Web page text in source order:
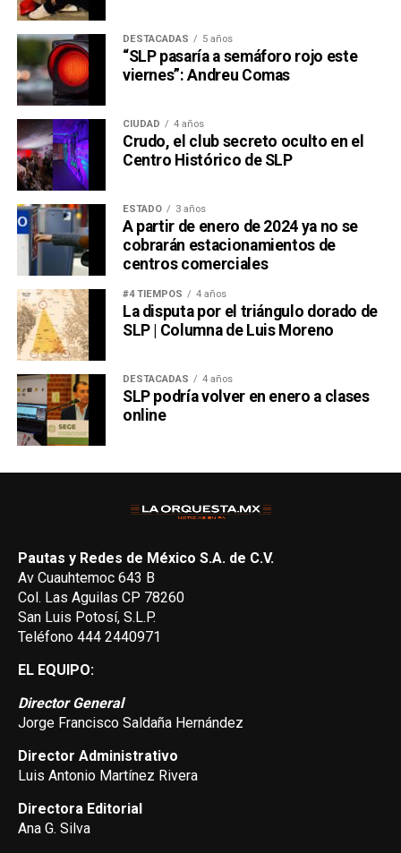
DESTACADAS 5 años
“SLP pasaría a semáforo rojo este
viernes”: Andreu Comas
CIUDAD 4 años
Crudo, el club secreto oculto en el
Centro Histórico de SLP
ESTADO 3 años
A partir de enero de 2024 ya no se
cobrarán estacionamientos de
centros comerciales
#4 TIEMPOS 4 años
La disputa por el triángulo dorado de
SLP | Columna de Luis Moreno
DESTACADAS 4 años
SLP podría volver en enero a clases
online
Pautas y Redes de México S.A. de C.V.
Av Cuauhtemoc 643 B
Col. Las Aguilas CP 78260
San Luis Potosí, S.L.P.
Teléfono 444 2440971
EL EQUIPO:
Director General
Jorge Francisco Saldaña Hernández
Director Administrativo
Luis Antonio Martínez Rivera
Directora Editorial
Ana G. Silva